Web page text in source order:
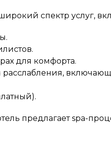
спектр услуг,
для комфорта.
предлагает spa-